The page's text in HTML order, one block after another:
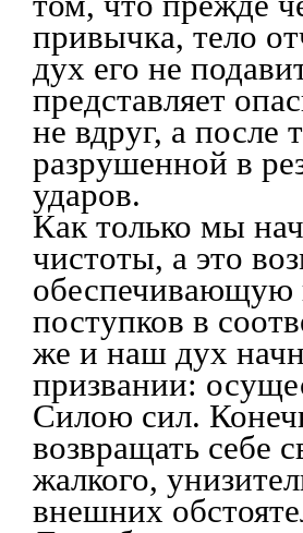
привычка, тело
дух его не
представляет
не вдруг, а после
разрушенной в
ударов.
Как только мы
чистоты, а это
обеспечивающую
поступков в
же и наш дух
призвании:
Силою сил.
возвращать себе
жалкого,
внешних